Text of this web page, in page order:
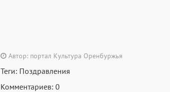
Автор: портал Культура Оренбуржья
Теги: Поздравления
Комментариев: 0